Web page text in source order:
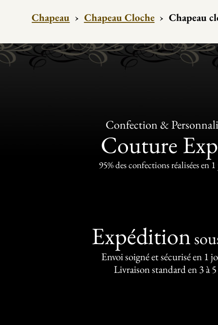
Chapeau › Chapeau Cloche › Chapeau
Confection &
Couture
95% des confections réalisées en
Expédition
Envoi soigné et sécurisé en 1
Livraison standard en 3 à